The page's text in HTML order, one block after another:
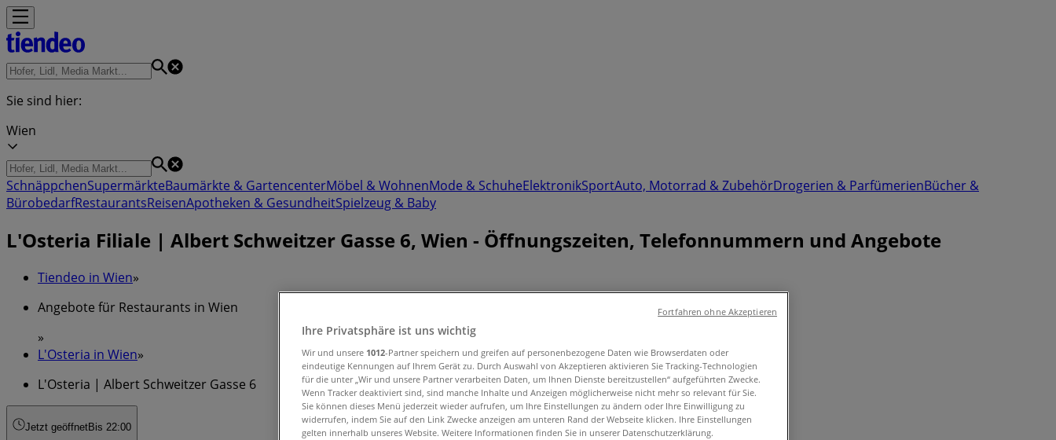
Sie sind hier:
Wien
SchnäppchenSupermärkteBaumärkte & GartencenterMöbel & WohnenMode & SchuheElektronikSportAuto, Motorrad & ZubehörDrogerien & ParfümerienBücher &
BürobedarfRestaurantsReisenApotheken & GesundheitSpielzeug & Baby
L'Osteria Filiale | Albert Schweitzer Gasse 6, Wien - Öffnungszeiten, Telefonnummern und Angebote
Tiendeo in Wien»
Angebote für Restaurants in Wien
»
L'Osteria in Wien»
L'Osteria | Albert Schweitzer Gasse 6
Jetzt geöffnetBis 22:00
Ihre Privatsphäre ist uns wichtig
Wir und unsere 1012-Partner speichern und greifen auf personenbezogene Daten wie Browserdaten oder
eindeutige Kennungen auf Ihrem Gerät zu. Durch Auswahl von Akzeptieren aktivieren Sie Tracking-Technologien
für die unter „Wir und unsere Partner verarbeiten Daten, um Ihnen Dienste bereitzustellen“ aufgeführten Zwecke.
Wenn Tracker deaktiviert sind, sind manche Inhalte und Anzeigen möglicherweise nicht mehr so relevant für Sie.
Sie können dieses Menü jederzeit wieder aufrufen, um Ihre Einstellungen zu ändern oder Ihre Einwilligung zu
widerrufen, indem Sie auf den Link Zwecke anzeigen am unteren Rand der Webseite klicken. Ihre Einstellungen
gelten innerhalb unseres Website. Weitere Informationen finden Sie in unserer Datenschutzerklärung.
Fortfahren ohne Akzeptieren